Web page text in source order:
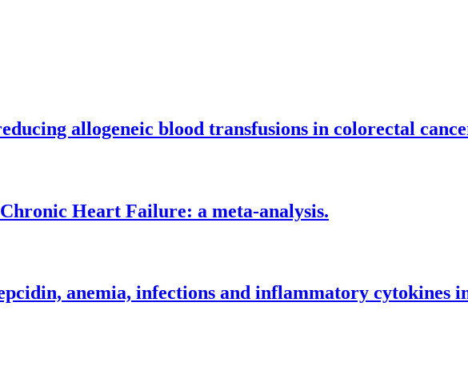
allogeneic blood transfusions in colorectal
Heart Failure: a meta-analysis.
anemia, infections and inflammatory cytokines